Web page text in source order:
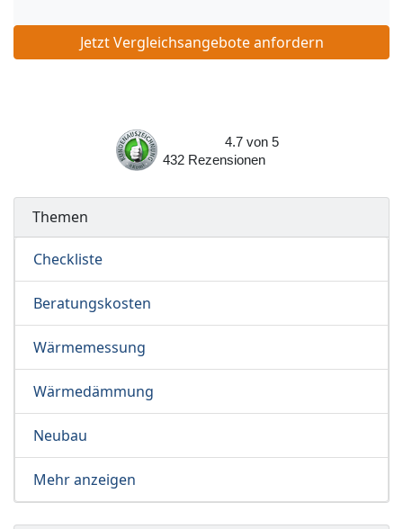
Jetzt Vergleichsangebote anfordern
4.7 von 5
432
Rezensionen
Themen
Checkliste
Beratungskosten
Wärmemessung
Wärmedämmung
Neubau
Mehr anzeigen